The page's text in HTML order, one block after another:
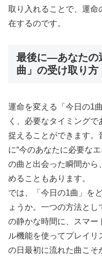
取り入れることで、運命
在するのです。
最後に―あなたの
曲」の受け取り方
運命を変える「今日の1
く、必要なタイミング
捉えることができます。
に“今のあなたに必要な
の曲と出会った瞬間から
めることもあります。
では、「今日の1曲」を
ょうか。一つの方法と
の静かな時間に、スマー
ル機能を使ってプレイ
の日最初に流れた曲こそ